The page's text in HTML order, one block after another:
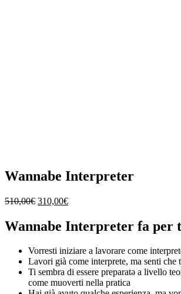
Wannabe Interpreter
510,00€ Il
originale
era:
310,00€Il
attuale
è:
Wannabe Interpreter fa per
Vorresti iniziare a lavorare come
Lavori già come interprete, ma senti che
Ti sembra di essere preparatǝ a livello
come muoverti nella pratica